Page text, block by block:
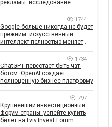
рекламы: исследование
влияет на эффективность
кампаний
1744
Google больше никогда не будет
прежним: искусственный
интеллект полностью меняет
1734
ChatGPT перестает быть чат-
ботом. OpenAI создает
полноценную бизнес-платформу
797
Крупнейший инвестиционный
форум страны: успейте купить
билет на Lviv Invest Forum